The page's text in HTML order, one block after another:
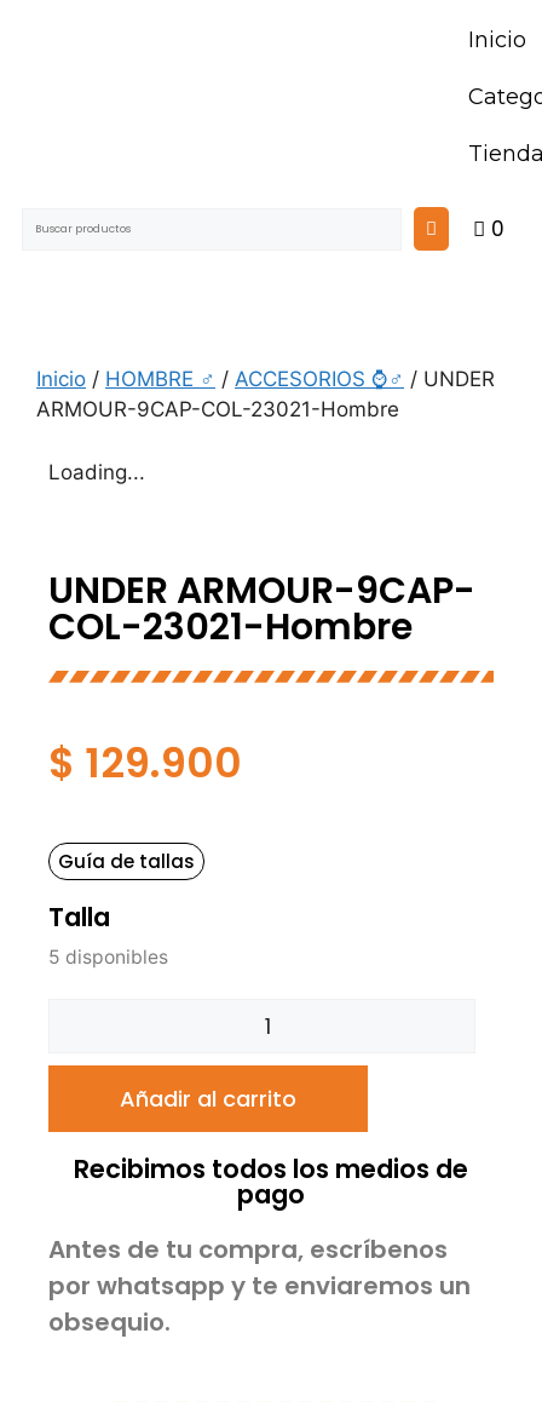
Inicio
0
Inicio / HOMBRE ♂ / ACCESORIOS ⌚♂ / UNDER
ARMOUR-9CAP-COL-23021-Hombre
Loading...
UNDER ARMOUR-9CAP-
COL-23021-Hombre
$ 129.900
Guía de tallas
Talla
5 disponibles
Añadir al carrito
Recibimos todos los medios de
pago
Antes de tu compra, escríbenos
por whatsapp y te enviaremos un
obsequio.